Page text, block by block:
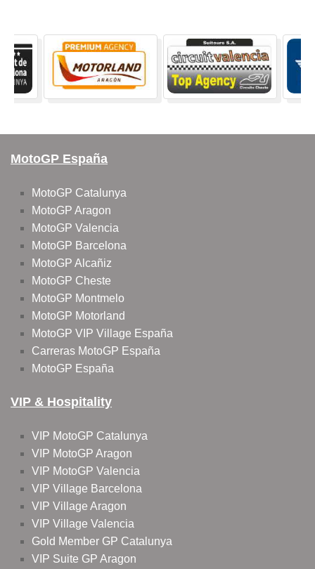
MotoGP España
MotoGP Catalunya
MotoGP Aragon
MotoGP Valencia
MotoGP Barcelona
MotoGP Alcañiz
MotoGP Cheste
MotoGP Montmelo
MotoGP Motorland
MotoGP VIP Village España
Carreras MotoGP España
MotoGP España
VIP & Hospitality
VIP MotoGP Catalunya
VIP MotoGP Aragon
VIP MotoGP Valencia
VIP Village Barcelona
VIP Village Aragon
VIP Village Valencia
Gold Member GP Catalunya
VIP Suite GP Aragon